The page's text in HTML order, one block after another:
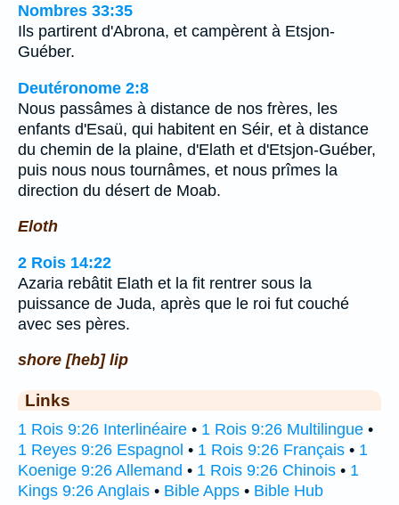
Nombres 33:35
Ils partirent d'Abrona, et campèrent à Etsjon-
Guéber.
Deutéronome 2:8
Nous passâmes à distance de nos frères, les
enfants d'Esaü, qui habitent en Séir, et à distance
du chemin de la plaine, d'Elath et d'Etsjon-Guéber,
puis nous nous tournâmes, et nous prîmes la
direction du désert de Moab.
Eloth
2 Rois 14:22
Azaria rebâtit Elath et la fit rentrer sous la
puissance de Juda, après que le roi fut couché
avec ses pères.
shore [heb] lip
Links
1 Rois 9:26 Interlinéaire • 1 Rois 9:26 Multilingue •
1 Reyes 9:26 Espagnol • 1 Rois 9:26 Français • 1
Koenige 9:26 Allemand • 1 Rois 9:26 Chinois • 1
Kings 9:26 Anglais • Bible Apps • Bible Hub